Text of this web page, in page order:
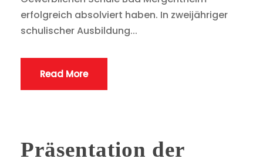
erfolgreich absolviert haben. In zweijähriger
schulischer Ausbildung...
Read More
Präsentation der